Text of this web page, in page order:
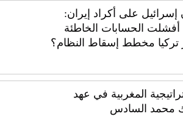
إسرائيل على أكراد إيران:
الحسابات الخاطئة
تركيا مخطط إسقاط النظام؟
المغربية في عهد
محمد السادس